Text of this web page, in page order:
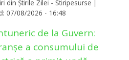
din Știrile Zilei - Stiripesurse |
07/08/2026 - 16:48
de la Guvern:
a consumului de